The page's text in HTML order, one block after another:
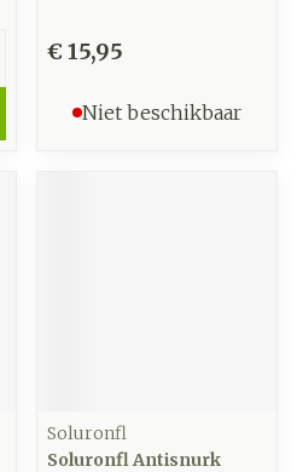
€ 15,95
Niet beschikbaar
Soluronfl
Soluronfl Antisnurk